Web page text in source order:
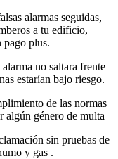
alarmas seguidas,
a tu edificio,
pago plus.
no saltara frente
estarían bajo riesgo.
de las normas
algún género de multa
sin pruebas de
y gas .